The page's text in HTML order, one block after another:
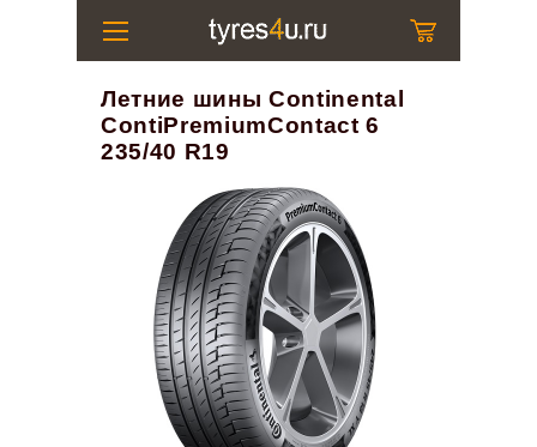
Летние шины Continental
ContiPremiumContact 6
235/40 R19